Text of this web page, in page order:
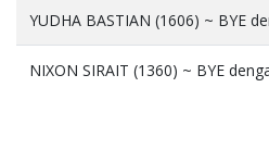
YUDHA BASTIAN (1606) ~ BYE
NIXON SIRAIT (1360) ~ BYE